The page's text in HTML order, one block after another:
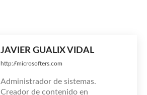
JAVIER GUALIX VIDAL
http://microsofters.com
Administrador de sistemas.
Creador de contenido en